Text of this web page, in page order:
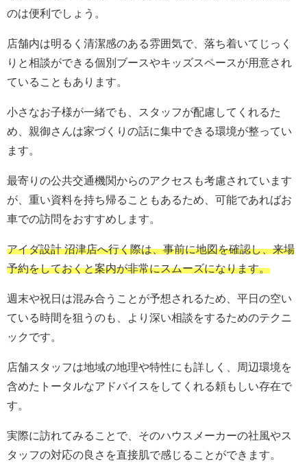
のは便利でしょう。
店舗内は明るく清潔感のある雰囲気で、落ち着いてじっく
りと相談ができる個別ブースやキッズスペースが用意され
ていることもあります。
小さなお子様が一緒でも、スタッフが配慮してくれるた
め、親御さんは家づくりの話に集中できる環境が整ってい
ます。
最寄りの公共交通機関からのアクセスも考慮されています
が、重い資料を持ち帰ることもあるため、可能であればお
車での訪問をおすすめします。
アイダ設計 沼津店へ行く際は、事前に地図を確認し、来場
予約をしておくと案内が非常にスムーズになります。
週末や祝日は混み合うことが予想されるため、平日の空い
ている時間を狙うのも、より深い相談をするためのテクニ
ックです。
店舗スタッフは地域の地理や特性にも詳しく、周辺環境を
含めたトータルなアドバイスをしてくれる頼もしい存在で
す。
実際に訪れてみることで、そのハウスメーカーの社風やス
タッフの対応の良さを直接肌で感じることができます。